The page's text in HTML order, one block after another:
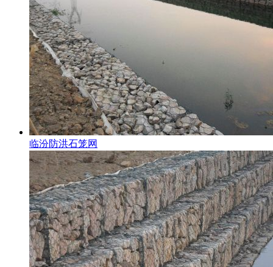
临汾防洪石笼网